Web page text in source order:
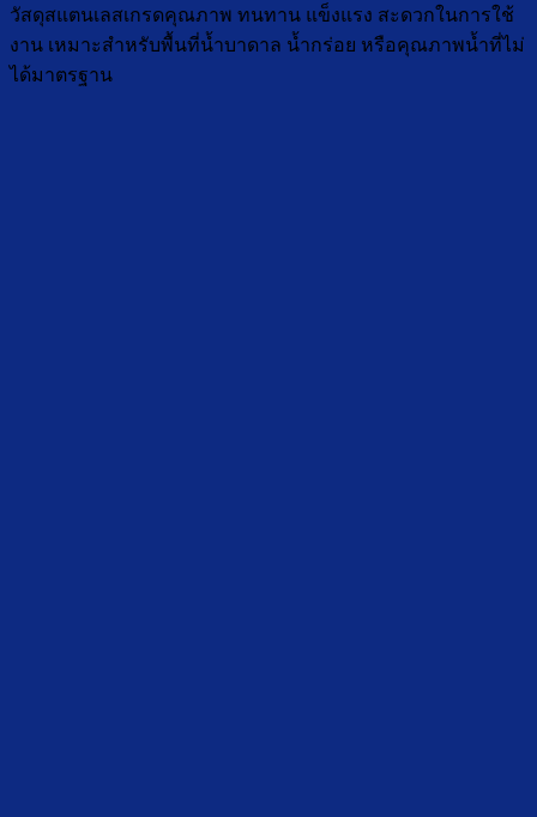
วัสดุสแตนเลสเกรดคุณภาพ ทนทาน แข็งแรง สะดวกในการใช้
งาน เหมาะสำหรับพื้นที่น้ำบาดาล น้ำกร่อย หรือคุณภาพน้ำที่ไม่
ได้มาตรฐาน